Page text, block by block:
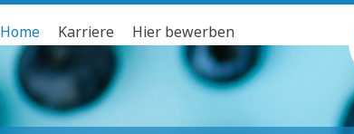
Home Karriere Hier bewerben